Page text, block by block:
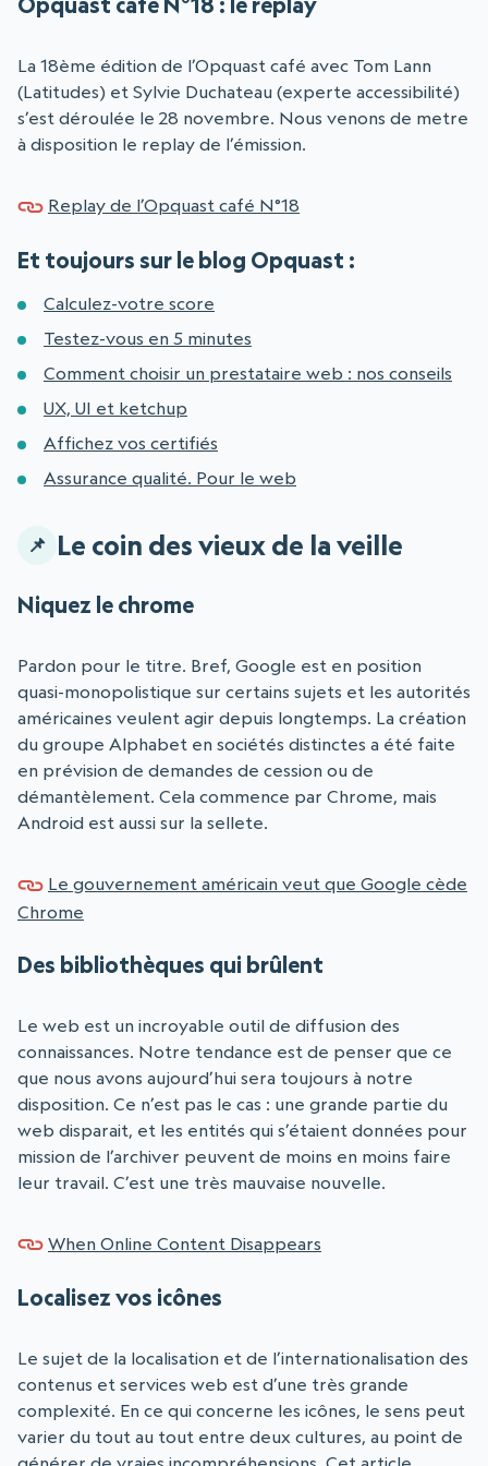
La 18ème édition de l’Opquast café avec Tom Lann
(Latitudes) et Sylvie Duchateau (experte accessibilité)
s’est déroulée le 28 novembre. Nous venons de metre
à disposition le replay de l’émission.
Replay de l’Opquast café N°18
Et toujours sur le blog Opquast :
Calculez-votre score
Testez-vous en 5 minutes
Comment choisir un prestataire web : nos conseils
UX, UI et ketchup
Affichez vos certifiés
Assurance qualité. Pour le web
Le coin des vieux de la veille
Niquez le chrome
Pardon pour le titre. Bref, Google est en position
quasi-monopolistique sur certains sujets et les autorités
américaines veulent agir depuis longtemps. La création
du groupe Alphabet en sociétés distinctes a été faite
en prévision de demandes de cession ou de
démantèlement. Cela commence par Chrome, mais
Android est aussi sur la sellete.
Le gouvernement américain veut que Google cède
Chrome
Des bibliothèques qui brûlent
Le web est un incroyable outil de diffusion des
connaissances. Notre tendance est de penser que ce
que nous avons aujourd’hui sera toujours à notre
disposition. Ce n’est pas le cas : une grande partie du
web disparait, et les entités qui s’étaient données pour
mission de l’archiver peuvent de moins en moins faire
leur travail. C’est une très mauvaise nouvelle.
When Online Content Disappears
Localisez vos icônes
Le sujet de la localisation et de l’internationalisation des
contenus et services web est d’une très grande
complexité. En ce qui concerne les icônes, le sens peut
varier du tout au tout entre deux cultures, au point de